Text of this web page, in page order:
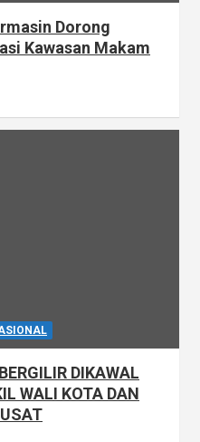
Dorong
Kawasan Makam
DIKAWAL
WALI KOTA DAN